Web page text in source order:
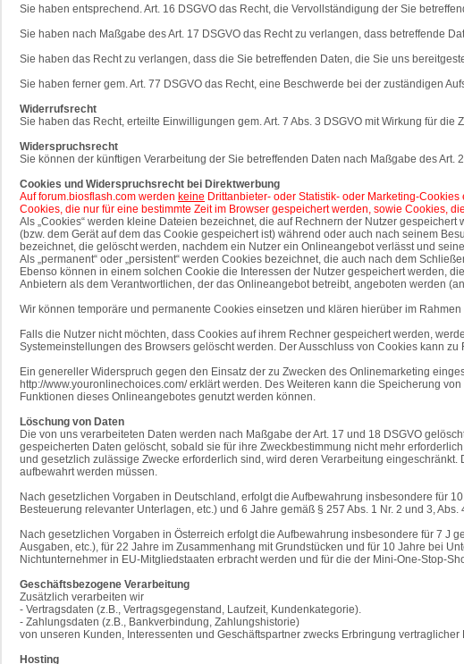
Sie haben entsprechend. Art. 16 DSGVO das Recht, die Vervollständigung der Sie
Sie haben nach Maßgabe des Art. 17 DSGVO das Recht zu verlangen, dass betreffende
Sie haben das Recht zu verlangen, dass die Sie betreffenden Daten, die Sie uns
Sie haben ferner gem. Art. 77 DSGVO das Recht, eine Beschwerde bei der zuständigen
Widerrufsrecht
Sie haben das Recht, erteilte Einwilligungen gem. Art. 7 Abs. 3 DSGVO mit Wirkung für die
Widerspruchsrecht
Sie können der künftigen Verarbeitung der Sie betreffenden Daten nach Maßgabe des
Cookies und Widerspruchsrecht bei Direktwerbung
Auf forum.biosflash.com werden keine Drittanbieter- oder Statistik- oder Marketing-
Cookies, die nur für eine bestimmte Zeit im Browser gespeichert werden, sowie Cookies,
Als „Cookies“ werden kleine Dateien bezeichnet, die auf Rechnern der Nutzer
(bzw. dem Gerät auf dem das Cookie gespeichert ist) während oder auch nach seinem
bezeichnet, die gelöscht werden, nachdem ein Nutzer ein Onlineangebot verlässt und
Als „permanent“ oder „persistent“ werden Cookies bezeichnet, die auch nach dem
Ebenso können in einem solchen Cookie die Interessen der Nutzer gespeichert werden,
Anbietern als dem Verantwortlichen, der das Onlineangebot betreibt, angeboten werden
Wir können temporäre und permanente Cookies einsetzen und klären hierüber im
Falls die Nutzer nicht möchten, dass Cookies auf ihrem Rechner gespeichert werden,
Systemeinstellungen des Browsers gelöscht werden. Der Ausschluss von Cookies kann
Ein genereller Widerspruch gegen den Einsatz der zu Zwecken des Onlinemarketing
http://www.youronlinechoices.com/ erklärt werden. Des Weiteren kann die Speicherung
Funktionen dieses Onlineangebotes genutzt werden können.
Löschung von Daten
Die von uns verarbeiteten Daten werden nach Maßgabe der Art. 17 und 18 DSGVO
gespeicherten Daten gelöscht, sobald sie für ihre Zweckbestimmung nicht mehr
und gesetzlich zulässige Zwecke erforderlich sind, wird deren Verarbeitung
aufbewahrt werden müssen.
Nach gesetzlichen Vorgaben in Deutschland, erfolgt die Aufbewahrung insbesondere für
Besteuerung relevanter Unterlagen, etc.) und 6 Jahre gemäß § 257 Abs. 1 Nr. 2 und 3,
Nach gesetzlichen Vorgaben in Österreich erfolgt die Aufbewahrung insbesondere für 7 J
Ausgaben, etc.), für 22 Jahre im Zusammenhang mit Grundstücken und für 10 Jahre bei
Nichtunternehmer in EU-Mitgliedstaaten erbracht werden und für die der Mini-One-Stop-
Geschäftsbezogene Verarbeitung
Zusätzlich verarbeiten wir
- Vertragsdaten (z.B., Vertragsgegenstand, Laufzeit, Kundenkategorie).
- Zahlungsdaten (z.B., Bankverbindung, Zahlungshistorie)
von unseren Kunden, Interessenten und Geschäftspartner zwecks Erbringung
Hosting